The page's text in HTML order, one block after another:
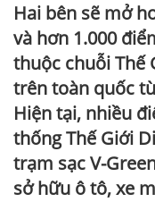
Hai bên sẽ mở
và hơn 1.000
thuộc chuỗi Thế
trên toàn quốc
Hiện tại, nhiều
thống Thế Giới
trạm sạc V-
sở hữu ô tô, xe